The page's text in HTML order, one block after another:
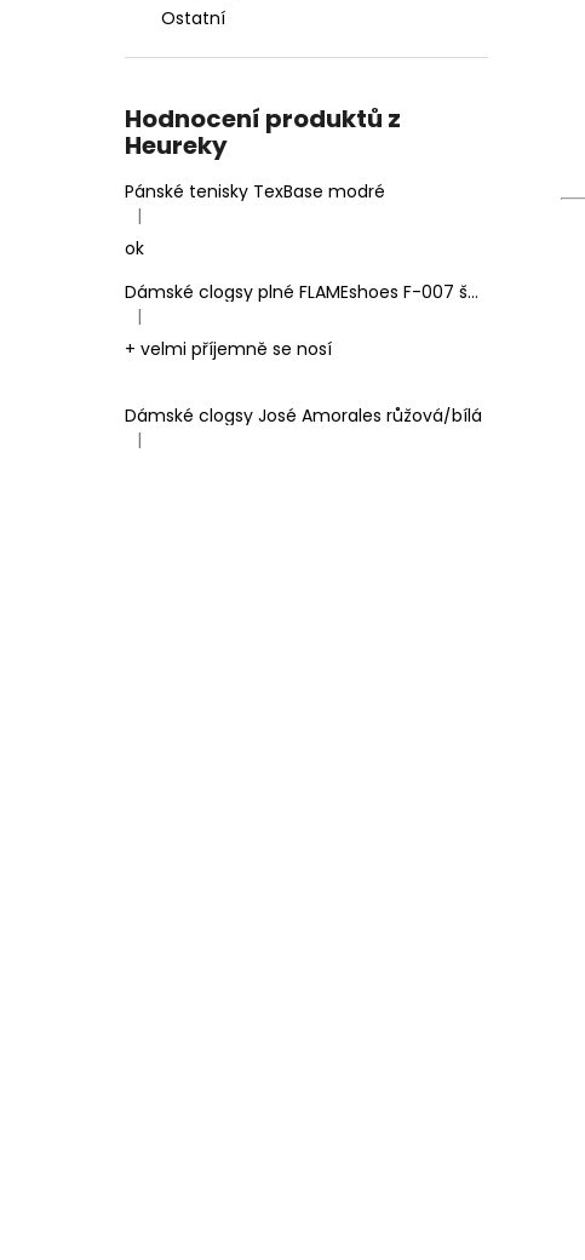
Ostatní
Hodnocení produktů z
Heureky
Pánské tenisky TexBase modré
Hodnocení produktu je 5 z 5 hvězdiček.
|
ok
Dámské clogsy plné FLAMEshoes F-007 šedé
Hodnocení produktu je 5 z 5 hvězdiček.
|
+ velmi příjemně se nosí
Dámské clogsy José Amorales růžová/bílá
Hodnocení produktu je 4 z 5 hvězdiček.
|